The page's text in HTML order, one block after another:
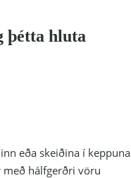
þétta hluta
eða skeiðina í keppuna
hálfgerðri vöru